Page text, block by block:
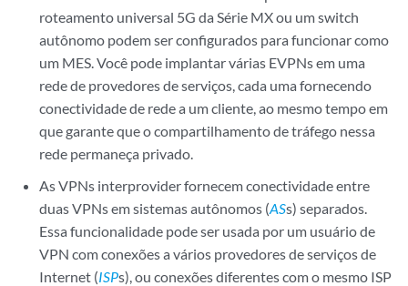
roteamento universal 5G da Série MX ou um switch
autônomo podem ser configurados para funcionar como
um MES. Você pode implantar várias EVPNs em uma
rede de provedores de serviços, cada uma fornecendo
conectividade de rede a um cliente, ao mesmo tempo em
que garante que o compartilhamento de tráfego nessa
rede permaneça privado.
As VPNs interprovider fornecem conectividade entre
duas VPNs em sistemas autônomos (ASs) separados.
Essa funcionalidade pode ser usada por um usuário de
VPN com conexões a vários provedores de serviços de
Internet (ISPs), ou conexões diferentes com o mesmo ISP